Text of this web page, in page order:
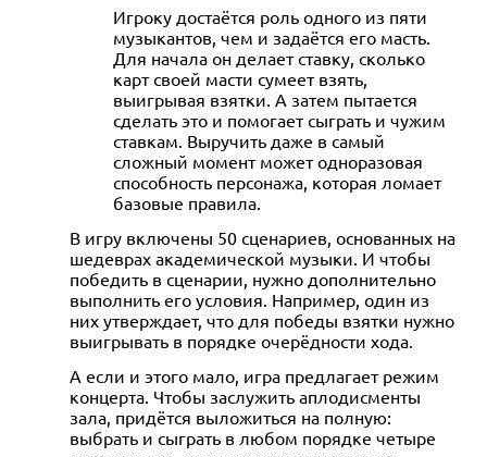
Купить
17 отзывов
Купить
1 отзыв
Игроку достаётся роль одного из пяти
музыкантов, чем и задаётся его масть.
Для начала он делает ставку, сколько
карт своей масти сумеет взять,
выигрывая взятки. А затем пытается
сделать это и помогает сыграть и чужим
ставкам. Выручить даже в самый
сложный момент может одноразовая
способность персонажа, которая ломает
базовые правила.
В игру включены 50 сценариев, основанных на
шедеврах академической музыки. И чтобы
победить в сценарии, нужно дополнительно
выполнить его условия. Например, один из
них утверждает, что для победы взятки нужно
выигрывать в порядке очерёдности хода.
А если и этого мало, игра предлагает режим
концерта. Чтобы заслужить аплодисменты
зала, придётся выложиться на полную:
выбрать и сыграть в любом порядке четыре